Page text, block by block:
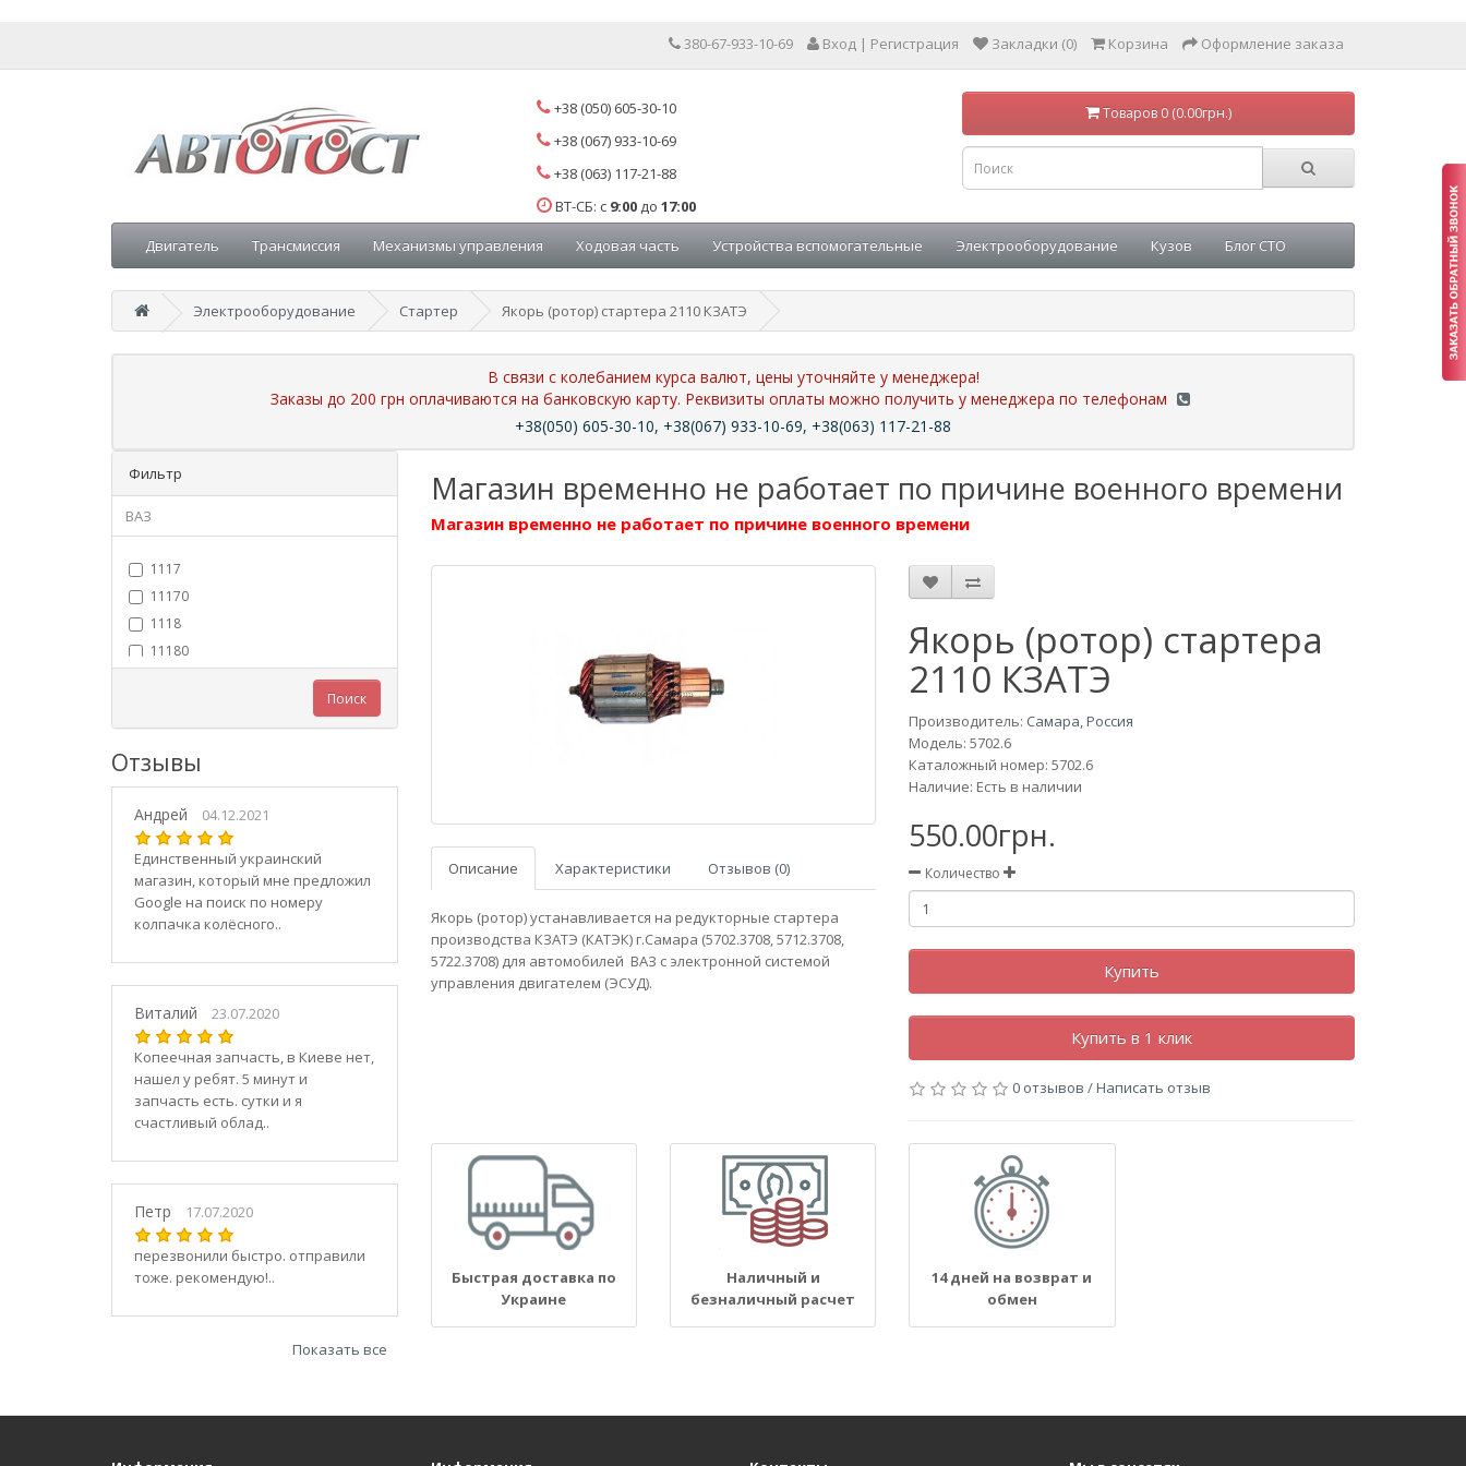
380-67-933-10-69 Вход | Регистрация Закладки (0) Корзина Оформление заказа
+38 (050) 605-30-10
+38 (067) 933-10-69
+38 (063) 117-21-88
ВТ-СБ: с 9:00 до 17:00
Товаров 0 (0.00грн.)
Двигатель Трансмиссия Механизмы управления Ходовая часть Устройства вспомогательные Электрооборудование Кузов Блог СТО
Электрооборудование Стартер Якорь (ротор) стартера 2110 КЗАТЭ
В связи с колебанием курса валют, цены уточняйте у менеджера!
Заказы до 200 грн оплачиваются на банковскую карту. Реквизиты оплаты можно получить у менеджера по телефонам
+38(050) 605-30-10, +38(067) 933-10-69, +38(063) 117-21-88
Фильтр
ВАЗ
1117
11170
1118
11180
11186
1119
11190
11194
2101
21010
2102
21020
21044
21047
2105
21070
21073
21074
2109
Поиск
Отзывы
Андрей 04.12.2021
Единственный украинский
магазин, который мне предложил
Google на поиск по номеру
колпачка колёсного..
Виталий 23.07.2020
Копеечная запчасть, в Киеве нет,
нашел у ребят. 5 минут и
запчасть есть. сутки и я
счастливый облад..
Петр 17.07.2020
перезвонили быстро. отправили
тоже. рекомендую!..
Показать все
Магазин временно не работает по причине военного времени
Магазин временно не работает по причине военного времени
Описание Характеристики Отзывов (0)
Якорь (ротор) устанавливается на редукторные стартера
производства КЗАТЭ (КАТЭК) г.Самара (5702.3708, 5712.3708,
5722.3708) для автомобилей ВАЗ с электронной системой
управления двигателем (ЭСУД).
Якорь (ротор) стартера
2110 КЗАТЭ
Производитель: Самара, Россия
Модель:5702.6
Каталожный номер: 5702.6
Наличие: Есть в наличии
550.00грн.
Количество
Купить
Купить в 1 клик
0 отзывов /Написать отзыв
Быстрая доставка по
Украине
Наличный и
безналичный расчет
14 дней на возврат и
обмен